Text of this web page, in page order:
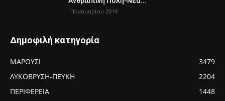
1 Ιανουαρίου 2019
Δημοφιλή κατηγορία
ΜΑΡΟΥΣΙ
3479
ΛΥΚΟΒΡΥΣΗ-ΠΕΥΚΗ
2204
ΠΕΡΙΦΕΡΕΙΑ
1448